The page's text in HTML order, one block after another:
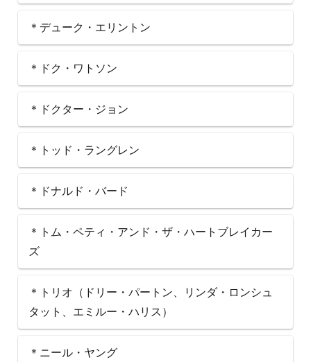
＊デューク・エリントン
＊ドク・ワトソン
＊ドクター・ジョン
＊トッド・ラングレン
＊ドナルド・バード
＊トム・ペティ・アンド・ザ・ハートブレイカー
ズ
＊トリオ（ドリー・パートン、リンダ・ロンシュ
タット、エミルー・ハリス）
＊ニール・ヤング